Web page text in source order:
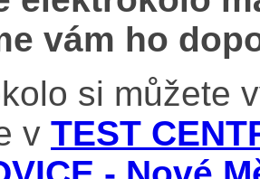
vám ho
si můžete
v TEST